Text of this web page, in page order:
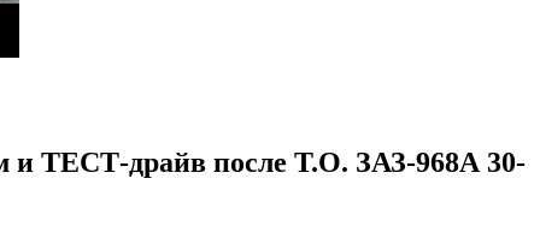
и ТЕСТ-драйв после Т.О. ЗАЗ-968А 30-